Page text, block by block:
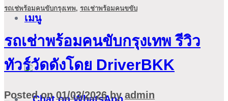
เมนู
รถเช่พร้อมคนขับกรุงเทพ, รถเช่าพร้อมคนขขับ
รถเช่าพร้อมคนขับกรุงเทพ รีวิว
ทัวร์วัดดังโดย DriverBKK
Posted on01/03/2026 byadmin